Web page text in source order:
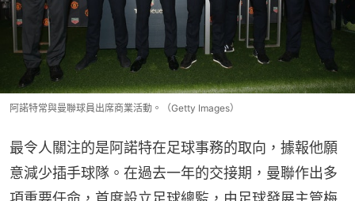
阿諾特常與曼聯球員出席商業活動。（Getty Images）
最令人關注的是阿諾特在足球事務的取向，據報他願
意減少插手球隊。在過去一年的交接期，曼聯作出多